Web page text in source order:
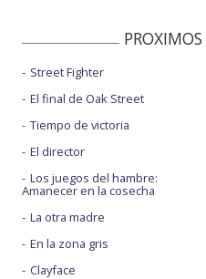
Street Fighter
El final de Oak Street
Tiempo de victoria
El director
Los juegos del hambre:
Amanecer en la cosecha
La otra madre
En la zona gris
Clayface